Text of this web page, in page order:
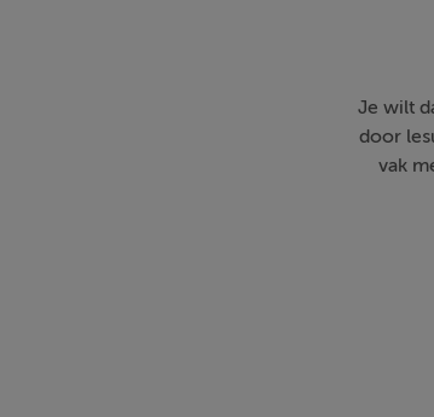
Je wilt
door
vak